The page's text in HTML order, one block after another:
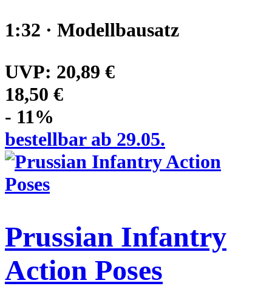
1:32 · Modellbausatz
UVP: 20,89 €
18,50 €
- 11%
bestellbar ab 29.05.
Prussian Infantry
Action Poses